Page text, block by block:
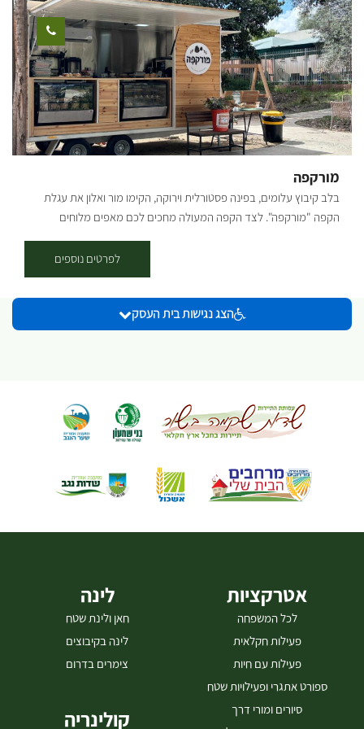
מורקפה
בלב קיבוץ עלומים, בפינה פסטורלית וירוקה, הקימו מור ואלון את עגלת
הקפה "מורקפה". לצד הקפה המעולה מחכים לכם מאפים מלוחים
לעוד ביס. הכול תוצרת בית, הכול בידיים של מור. חצר הראשונים, קיבוץ
עלומים. העגלה פתוחה בימי חמישי ושישי בשעות 8:30-13:30 ניתן לתאם
מראש ארוחות לקבוצות, אירועים פרטיים, איסוף של מגשי אירוח ואפילו
סדנאות. [gallery columns="5"
ids="29859,29857,29851,29863,29861,28733,28737,28747,28749,28
לפרטים נוספים
הצג נגישות בית העסק
אטרקציות
לכל המשפחה
פעילות חקלאית
פעילות עם חיות
ספורט אתגרי ופעילויות שטח
סיורים ומורי דרך
לינה
חאן ולינת שטח
לינה בקיבוצים
צימרים בדרום
קולינריה